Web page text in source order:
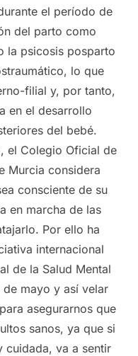
el período de
del parto como
la psicosis posparto
lo que
filial y, por tanto,
en el desarrollo
del bebé.
el Colegio Oficial de
Murcia considera
consciente de su
en marcha de las
Por ello ha
internacional
de la Salud Mental
mayo y así velar
asegurarnos que
sanos, ya que si
cuidada, va a sentir